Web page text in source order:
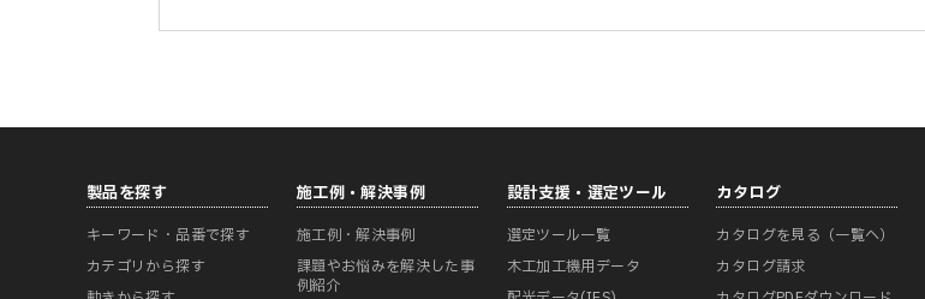
製品を探す
キーワード・品番で探す
カテゴリから探す
施工例・解決事例
施工例・解決事例
課題やお悩みを解決した事
例紹介
設計支援・選定ツール
選定ツール一覧
木工加工機用データ
カタログ
カタログを見る（一覧へ）
カタログ請求